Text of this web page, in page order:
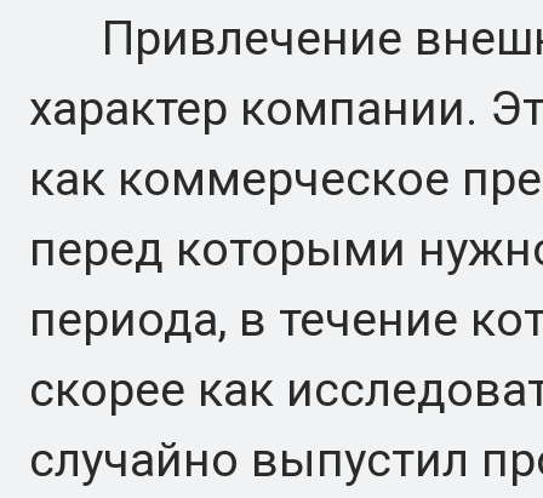
Привлечение
характер компании.
как коммерческое
перед которыми
периода, в течение
скорее как
случайно выпустил